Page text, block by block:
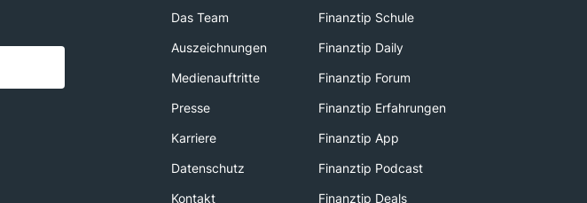
Das Team
Finanztip Schule
Auszeichnungen
Finanztip Daily
Medienauftritte
Finanztip Forum
Presse
Finanztip Erfahrungen
Karriere
Finanztip App
Datenschutz
Finanztip Podcast
Kontakt
Finanztip Deals